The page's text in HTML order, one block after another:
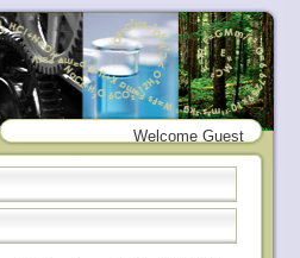
Welcome Guest